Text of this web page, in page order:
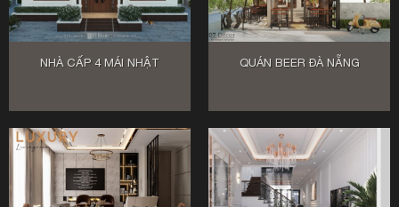
NHÀ CẤP 4 MÁI NHẬT QUÁN BEER ĐÀ NẴNG